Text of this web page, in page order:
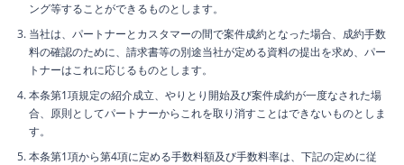
ング等することができるものとします。
当社は、パートナーとカスタマーの間で案件成約となった場合、成約手数
料の確認のために、請求書等の別途当社が定める資料の提出を求め、パー
トナーはこれに応じるものとします。
本条第1項規定の紹介成立、やりとり開始及び案件成約が一度なされた場
合、原則としてパートナーからこれを取り消すことはできないものとしま
す。
本条第1項から第4項に定める手数料額及び手数料率は、下記の定めに従